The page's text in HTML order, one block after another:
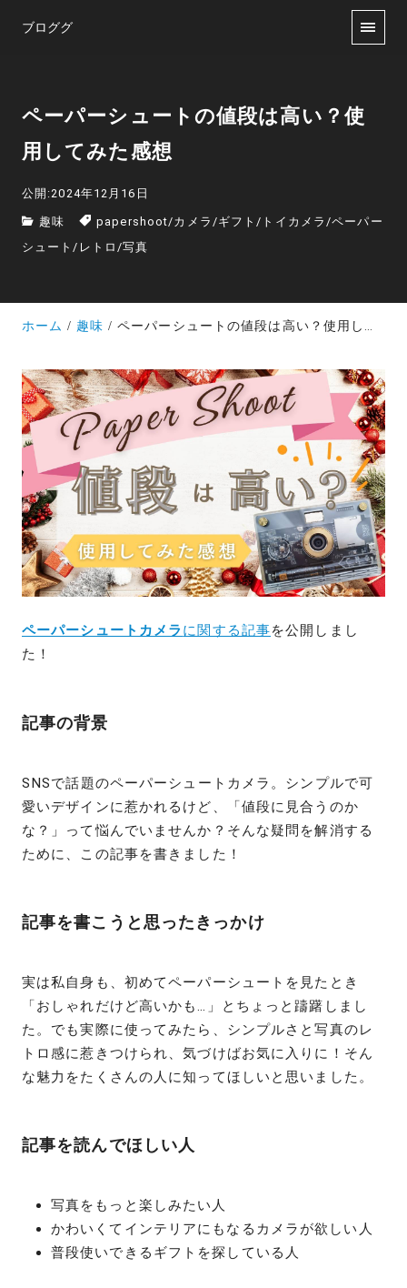
ブロググ
ペーパーシュートの値段は高い？使
用してみた感想
公開:2024年12月16日
趣味 papershoot/カメラ /ギフト / トイカメラ /ペーパー
シュート / レトロ /写真
ホーム 趣味 ペーパーシュートの値段は高い？使用してみた感想
ペーパーシュートカメラに関する記事を公開しまし
た！
記事の背景
SNSで話題のペーパーシュートカメラ。シンプルで可
愛いデザインに惹かれるけど、「値段に見合うのか
な？」って悩んでいませんか？そんな疑問を解消する
ために、この記事を書きました！
記事を書こうと思ったきっかけ
実は私自身も、初めてペーパーシュートを見たとき
「おしゃれだけど高いかも…」とちょっと躊躇しまし
た。でも実際に使ってみたら、シンプルさと写真のレ
トロ感に惹きつけられ、気づけばお気に入りに！そん
な魅力をたくさんの人に知ってほしいと思いました。
記事を読んでほしい人
写真をもっと楽しみたい人
かわいくてインテリアにもなるカメラが欲しい人
普段使いできるギフトを探している人